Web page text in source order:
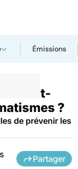
Émissions
?
de prévenir les
Partager